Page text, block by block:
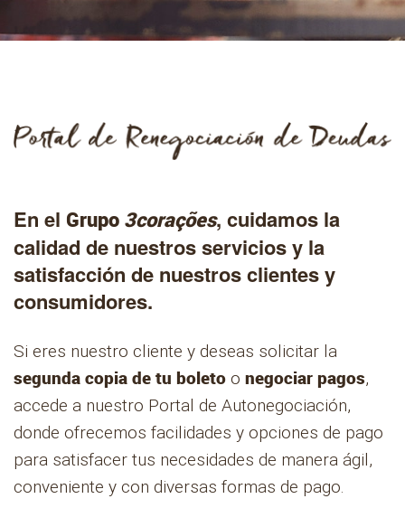
En el Grupo 3corações, cuidamos la
calidad de nuestros servicios y la
satisfacción de nuestros clientes y
consumidores.
Si eres nuestro cliente y deseas solicitar la
segunda copia de tu boleto o negociar pagos,
accede a nuestro Portal de Autonegociación,
donde ofrecemos facilidades y opciones de pago
para satisfacer tus necesidades de manera ágil,
conveniente y con diversas formas de pago.